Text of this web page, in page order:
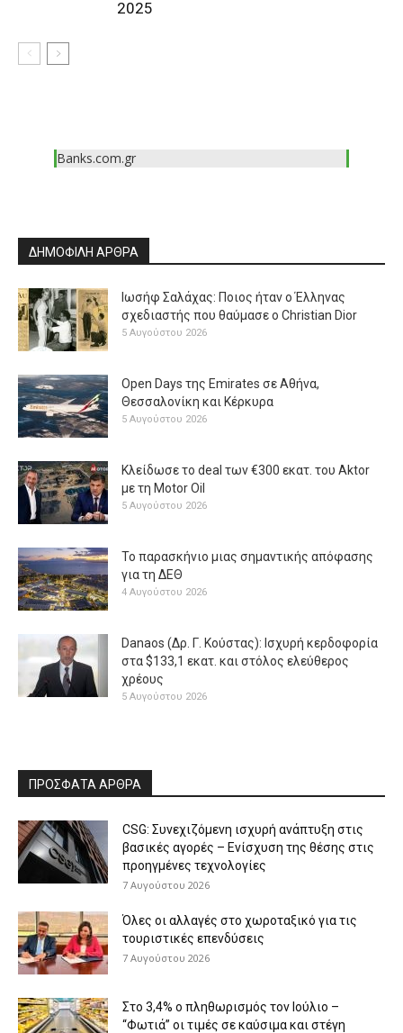
2025
Banks.com.gr
ΔΗΜΟΦΙΛΗ ΑΡΘΡΑ
Ιωσήφ Σαλάχας: Ποιος ήταν ο Έλληνας
σχεδιαστής που θαύμασε ο Christian Dior
5 Αυγούστου 2026
Open Days της Emirates σε Αθήνα,
Θεσσαλονίκη και Κέρκυρα
5 Αυγούστου 2026
Κλείδωσε το deal των €300 εκατ. του Aktor
με τη Μotor Oil
5 Αυγούστου 2026
Το παρασκήνιο μιας σημαντικής απόφασης
για τη ΔΕΘ
4 Αυγούστου 2026
Danaos (Δρ. Γ. Κούστας): Ισχυρή κερδοφορία
στα $133,1 εκατ. και στόλος ελεύθερος
χρέους
5 Αυγούστου 2026
ΠΡΟΣΦΑΤΑ ΑΡΘΡΑ
CSG: Συνεχιζόμενη ισχυρή ανάπτυξη στις
βασικές αγορές – Ενίσχυση της θέσης στις
προηγμένες τεχνολογίες
7 Αυγούστου 2026
Όλες οι αλλαγές στο χωροταξικό για τις
τουριστικές επενδύσεις
7 Αυγούστου 2026
Στο 3,4% ο πληθωρισμός τον Ιούλιο –
“Φωτιά” οι τιμές σε καύσιμα και στέγη